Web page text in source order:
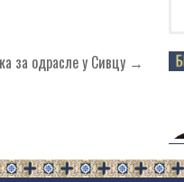
за одрасле у Сивцу →